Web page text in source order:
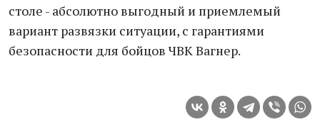
столе - абсолютно выгодный и приемлемый
вариант развязки ситуации, с гарантиями
безопасности для бойцов ЧВК Вагнер.